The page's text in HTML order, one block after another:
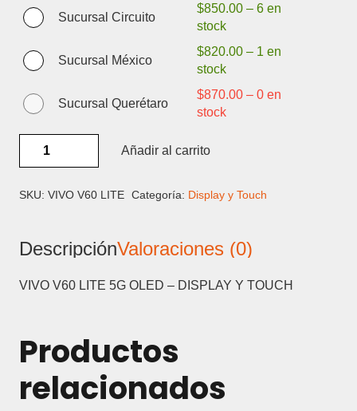
Sucursal Circuito
$850.00– 6 en
stock
Sucursal México
$820.00– 1 en
stock
Sucursal Querétaro
$870.00– 0 en
stock
5G
DISPLAY
TOUCH
Añadir al carrito
SKU: VIVO V60 LITE Categoría: Display y Touch
DescripciónValoraciones (0)
VIVO V60 LITE 5G OLED – DISPLAY Y TOUCH
Productos
relacionados